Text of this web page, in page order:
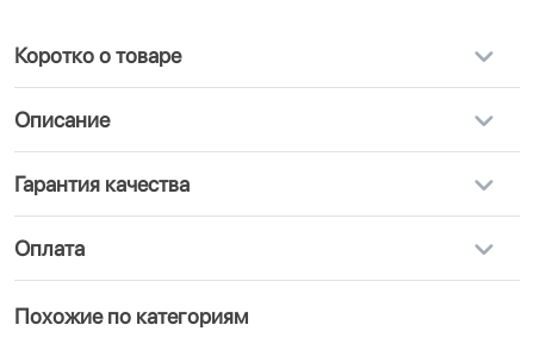
Коротко о товаре
Описание
Гарантия качества
Оплата
Похожие по категориям